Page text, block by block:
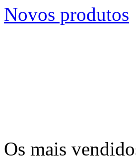
Novos produtos
Os mais